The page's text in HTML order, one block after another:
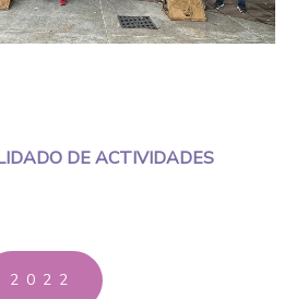
DE ACTIVIDADES
2022